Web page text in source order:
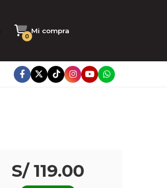
Mi compra
0
S/ 119.00